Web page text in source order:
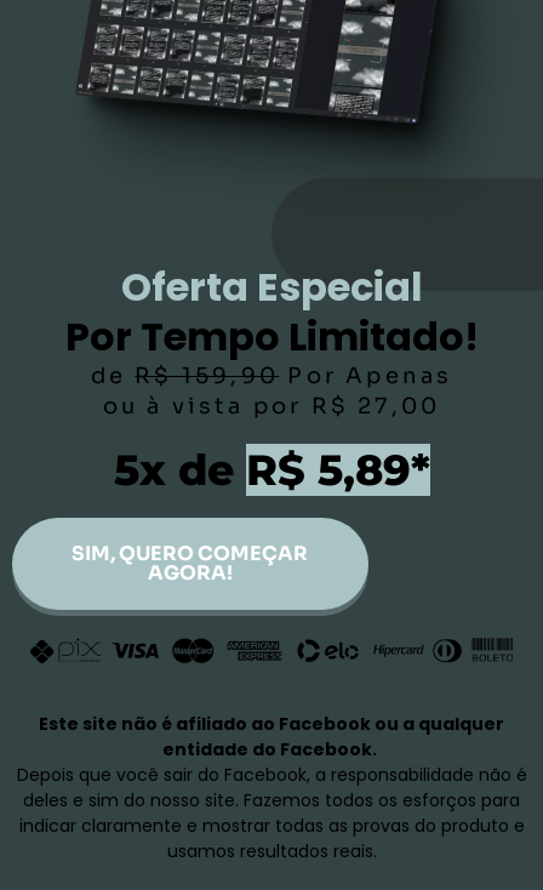
Oferta Especial
Por Tempo Limitado!
deR$ 159,90 Por Apenas
ou à vista por R$ 27,00
5x de R$ 5,89*
SIM, QUERO COMEÇAR
AGORA!
Este site não é afiliado ao Facebook ou a qualquer
entidade do Facebook.
Depois que você sair do Facebook, a responsabilidade não é
deles e sim do nosso site. Fazemos todos os esforços para
indicar claramente e mostrar todas as provas do produto e
usamos resultados reais.